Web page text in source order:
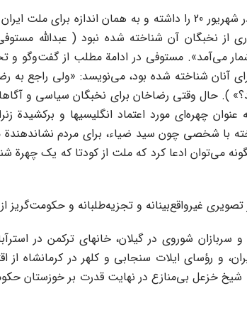
در تاریخنگاری پهلوی‌گرا معمولاً چنین وانمود می‌شود که گویا رضاخان در آستانة کودتا، همان
(سوم اسفند 1299) برای جامعة ایران و حتی بسیاری از نخبگان آن شناخته
می‌آمد». مستوفی در ادامة مطلب از گفت‌وگو و
آنان شناخته شده بود، می‌نویسد: «ولی راجع
). حال وقتی رضاخان برای نخبگان سیاسی و
مورد اعتماد انگلیسیها و برکشیدة
با شخصی چون سید ضیاء، برای مردم
می‌شود که در حالیکه ملت ایران در حال مبارزه با انگلیس بر سر قرارداد 1919 است، چگونه می‌توان
غیرواقع‌بینانه و تجزیه‌طلبانه و حکومت‌گریز از
شوروی در گیلان، خانهای ترکمن در
و رؤسای ایلات سنجابی و کلهر در کرمانشاه
خزعل بی‌منازع در نهایت قدرت بر خوزستان